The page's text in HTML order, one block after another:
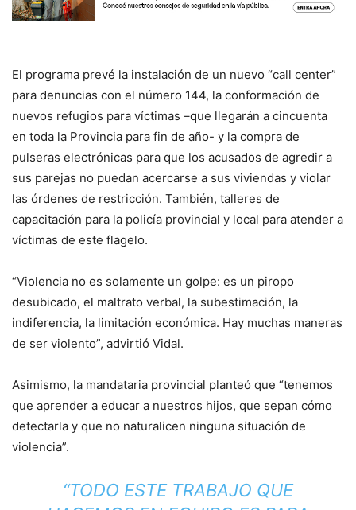
El programa prevé la instalación de un nuevo “call center”
para denuncias con el número 144, la conformación de
nuevos refugios para víctimas –que llegarán a cincuenta
en toda la Provincia para fin de año- y la compra de
pulseras electrónicas para que los acusados de agredir a
sus parejas no puedan acercarse a sus viviendas y violar
las órdenes de restricción. También, talleres de
capacitación para la policía provincial y local para atender a
víctimas de este flagelo.
“Violencia no es solamente un golpe: es un piropo
desubicado, el maltrato verbal, la subestimación, la
indiferencia, la limitación económica. Hay muchas maneras
de ser violento”, advirtió Vidal.
Asimismo, la mandataria provincial planteó que “tenemos
que aprender a educar a nuestros hijos, que sepan cómo
detectarla y que no naturalicen ninguna situación de
violencia”.
“TODO ESTE TRABAJO QUE